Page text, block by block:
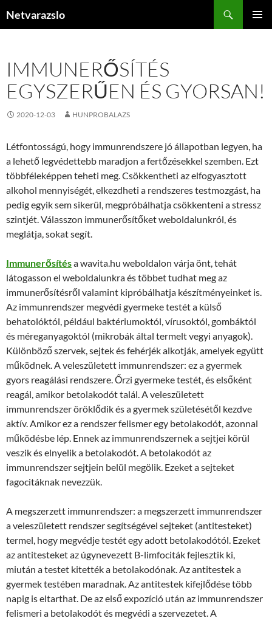
Netvarazslo
IMMUNERŐSÍTÉS
EGYSZERŰEN ÉS GYORSAN!
2020-12-03 HUNPROBALAZS
Létfontosságú, hogy immunrendszere jó állapotban legyen, ha
a lehető legvédettebb maradjon a fertőzésekkel szemben. Ezt
többféleképpen teheti meg. Csökkentheti az elfogyasztott
alkohol mennyiségét, elkezdheti a rendszeres testmozgást, ha
pedig egyik sem sikerül, megpróbálhatja csökkenteni a stressz
szintjét. Válasszon immunerősítőket weboldalunkról, és
meglátja, sokat segít.
Immunerősítésa wavita.hu weboldalon várja önt, tehát
látogasson el weboldalunkra és többet tudhat meg az
immunerősítésről valamint kipróbálhatja készítményeinket is.
Az immunrendszer megvédi gyermeke testét a külső
behatolóktól, például baktériumoktól, vírusoktól, gombáktól
és méreganyagoktól (mikrobák által termelt vegyi anyagok).
Különböző szervek, sejtek és fehérjék alkotják, amelyek együtt
működnek. A veleszületett immunrendszer: ez a gyermek
gyors reagálási rendszere. Őrzi gyermeke testét, és elsőként
reagál, amikor betolakodót talál. A veleszületett
immunrendszer öröklődik és a gyermek születésétől kezdve
aktív. Amikor ez a rendszer felismer egy betolakodót, azonnal
működésbe lép. Ennek az immunrendszernek a sejtjei körül
veszik és elnyelik a betolakodót. A betolakodót az
immunrendszer sejtjein belül megölik. Ezeket a sejteket
fagocitáknak nevezzük.
A megszerzett immunrendszer: a megszerzett immunrendszer
a veleszületett rendszer segítségével sejteket (antitesteket)
termel, hogy megvédje testét egy adott betolakodótól. Ezeket
az antitesteket az úgynevezett B-limfociták fejlesztik ki,
miután a testet kitették a betolakodónak. Az antitestek a
gyermek testében maradnak. Az antitestek kifejlődése több
napig is eltarthat. De az első expozíció után az immunrendszer
felismeri a betolakodót és megvédi a szervezetet. A